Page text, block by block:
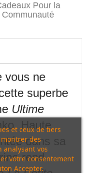
Pour la
Communauté
vous ne
superbe
Ultime
Haute
dans sa
rend
et ceux de tiers
des
analysant vos
votre consentement
Accepter.